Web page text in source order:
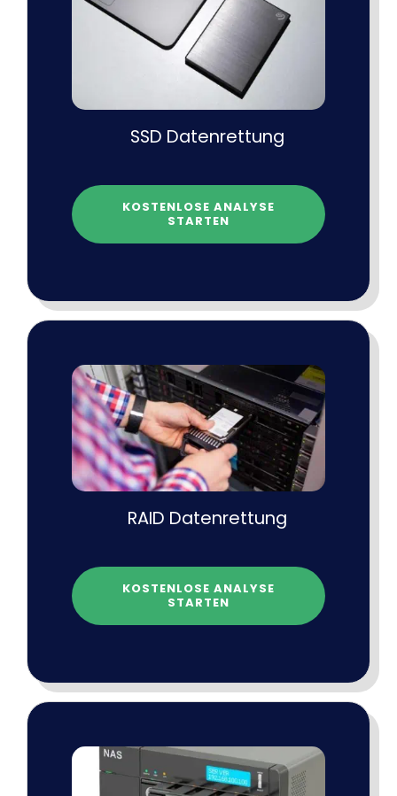
SSD Datenrettung
KOSTENLOSE ANALYSE
STARTEN
RAID Datenrettung
KOSTENLOSE ANALYSE
STARTEN